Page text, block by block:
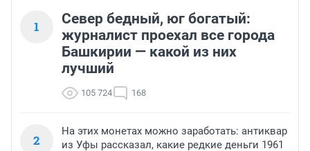
1
Север бедный, юг богатый:
журналист проехал все города
Башкирии — какой из них
лучший
105 724 168
2
На этих монетах можно заработать: антиквар
из Уфы рассказал, какие редкие деньги 1961